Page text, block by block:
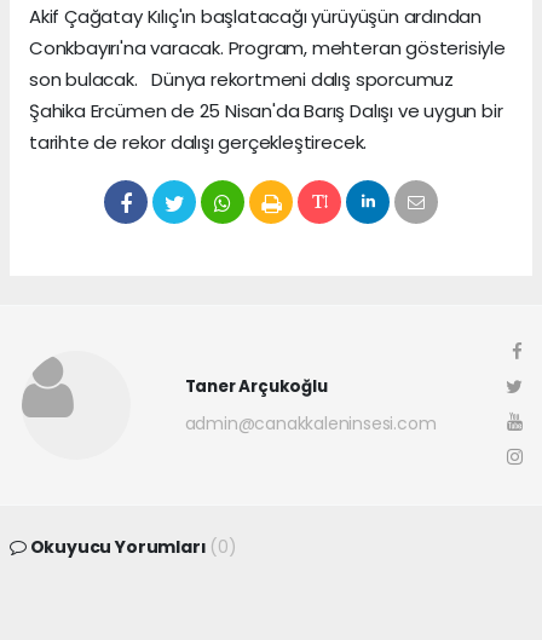
Akif Çağatay Kılıç'ın başlatacağı yürüyüşün ardından
Conkbayırı'na varacak. Program, mehteran gösterisiyle
son bulacak. Dünya rekortmeni dalış sporcumuz
Şahika Ercümen de 25 Nisan'da Barış Dalışı ve uygun bir
tarihte de rekor dalışı gerçekleştirecek.
Taner Arçukoğlu
admin@canakkaleninsesi.com
Okuyucu Yorumları (0)